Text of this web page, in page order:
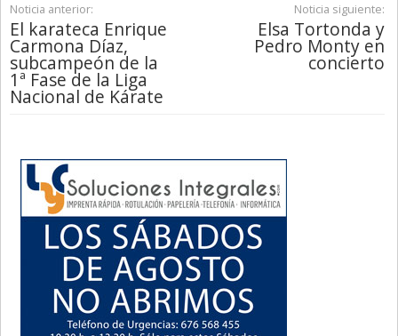
Noticia anterior:
El karateca Enrique
Carmona Díaz,
subcampeón de la
1ª Fase de la Liga
Nacional de Kárate
Noticia siguiente:
Elsa Tortonda y
Pedro Monty en
concierto